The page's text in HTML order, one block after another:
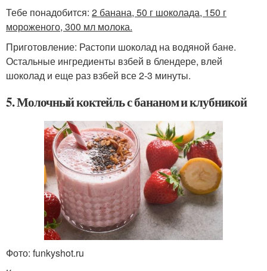
Тебе понадобится: 2 банана, 50 г шоколада, 150 г
мороженого, 300 мл молока.
Приготовление: Растопи шоколад на водяной бане.
Остальные ингредиенты взбей в блендере, влей
шоколад и еще раз взбей все 2-3 минуты.
5. Молочный коктейль с бананом и клубникой
Фото: funkyshot.ru